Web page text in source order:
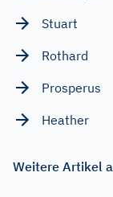
Stuart
Rothard
Prosperus
Heather
Weitere Artikel